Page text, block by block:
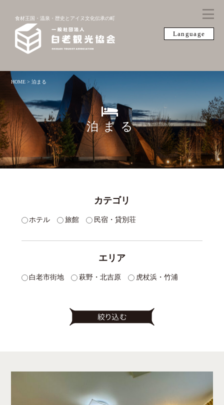
Language
食材王国・温泉・歴史とアイヌ文化伝承の町
HOME >泊まる
泊まる
カテゴリ
ホテル 旅館 民宿・貸別荘
エリア
白老市街地 萩野・北吉原 虎杖浜・竹浦